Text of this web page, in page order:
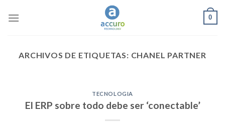
0
ARCHIVOS DE ETIQUETAS: CHANEL PARTNER
TECNOLOGIA
El ERP sobre todo debe ser ‘conectable’